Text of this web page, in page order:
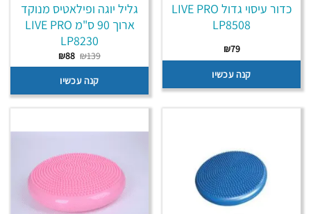
כדור עיסוי גדול LIVE PRO
LP8508
₪79
קנה עכשיו
גליל יוגה ופילאטיס מנוקד
ארוך 90 ס"מ LIVE PRO
LP8230
₪139 המחיר
המקורי
₪139.
₪88
הנוכחי
קנה עכשיו